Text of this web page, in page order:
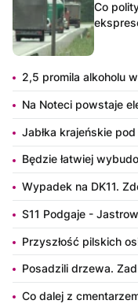
Co
2,5 promila alkoholu
Na Noteci powstaje
Jabłka krajeńskie
Będzie łatwiej
Wypadek na DK11.
S11 Podgaje -
Przyszłość pilskich
Posadzili drzewa.
Co dalej z